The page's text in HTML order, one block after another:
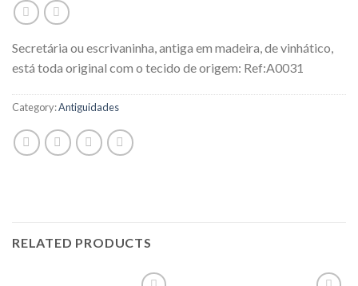
Secretária ou escrivaninha, antiga em madeira, de vinhático,
está toda original com o tecido de origem: Ref:A0031
Category:Antiguidades
RELATED PRODUCTS